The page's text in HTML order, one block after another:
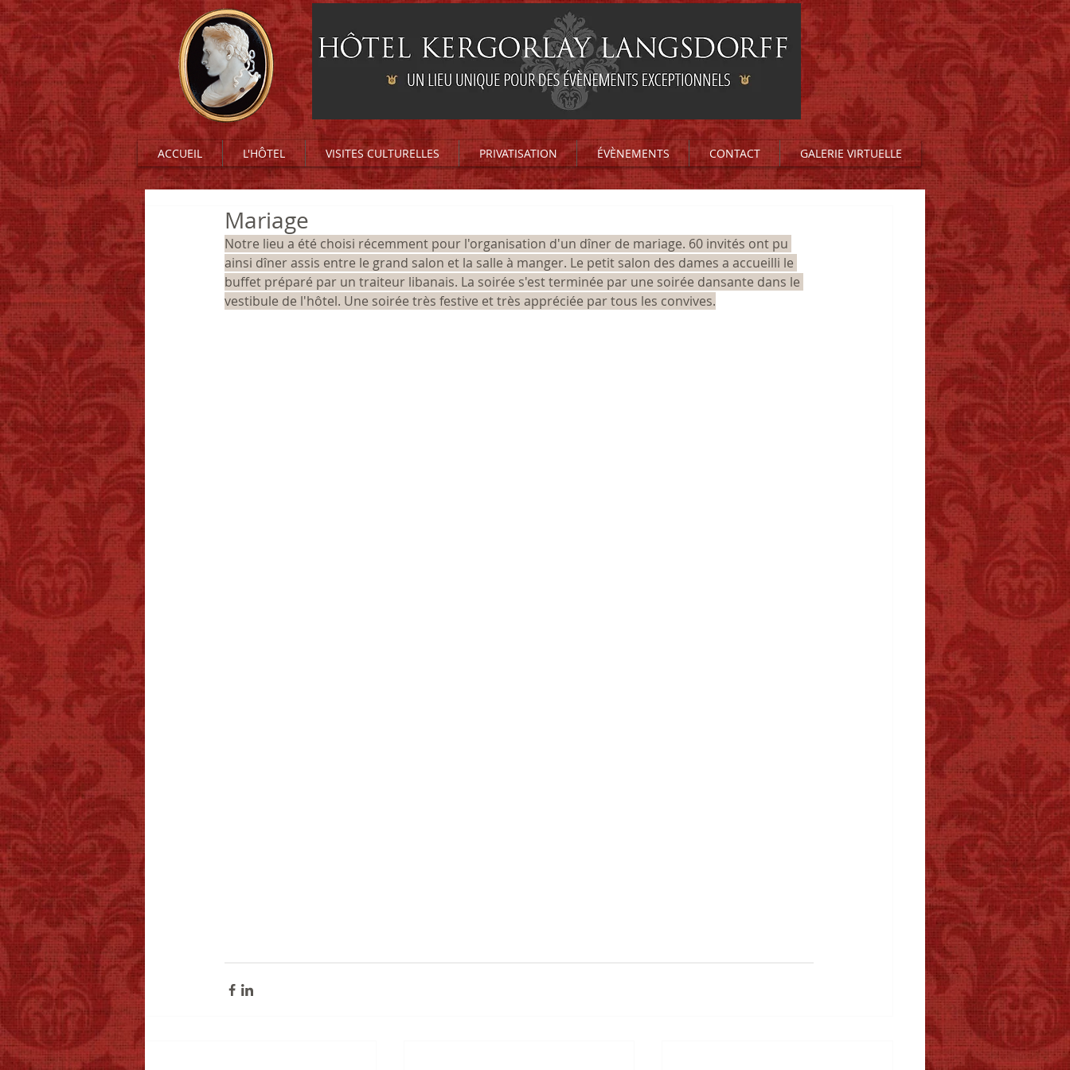
ACCUEIL L'HÔTEL VISITES CULTURELLES PRIVATISATION ÉVÈNEMENTS CONTACT GALERIE VIRTUELLE
Mariage
Notre lieu a été choisi récemment pour l'organisation d'un dîner de mariage. 60 invités ont pu
ainsi dîner assis entre le grand salon et la salle à manger. Le petit salon des dames a accueilli le
buffet préparé par un traiteur libanais. La soirée s'est terminée par une soirée dansante dans le
vestibule de l'hôtel. Une soirée très festive et très appréciée par tous les convives.